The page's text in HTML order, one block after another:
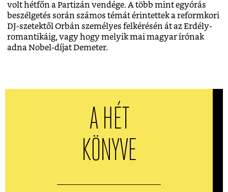
volt hétfőn a Partizán vendége. A több mint egyórás
beszélgetés során számos témát érintettek a reformkori
DJ-szetektől Orbán személyes felkérésén át az Erdély-
romantikáig, vagy hogy melyik mai magyar írónak
adna Nobel-díjat Demeter.
A HÉT
KÖNYVE